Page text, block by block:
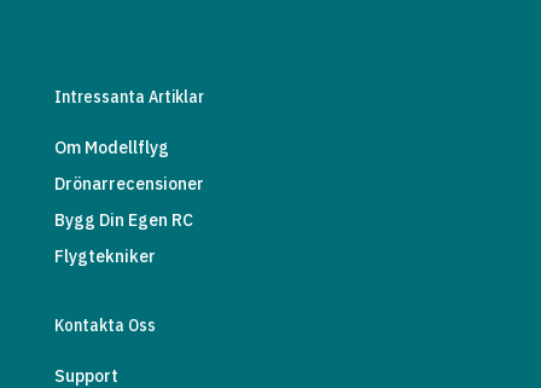
Intressanta Artiklar
Om Modellflyg
Drönarrecensioner
Bygg Din Egen RC
Flygtekniker
Kontakta Oss
Support